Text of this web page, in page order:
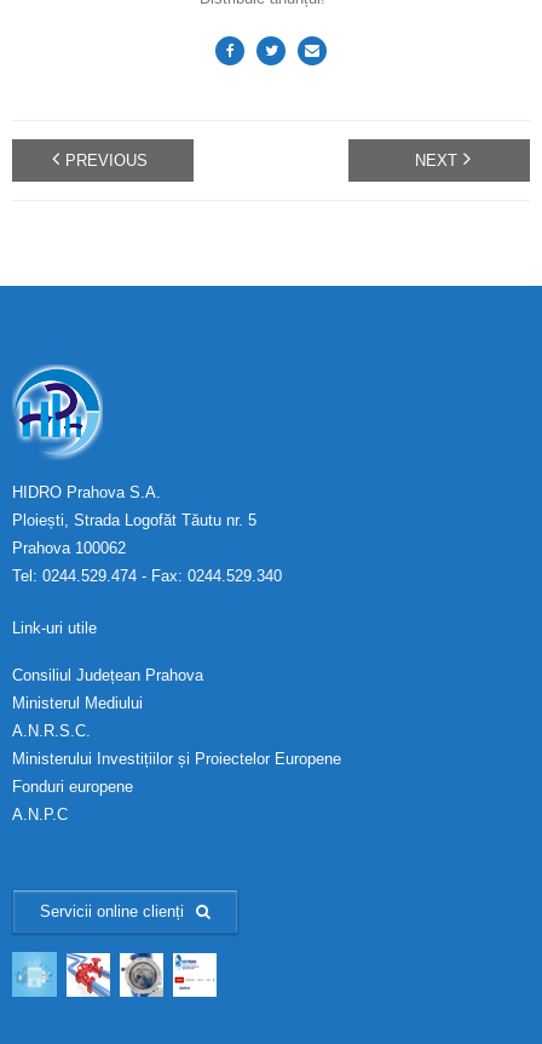
PREVIOUS NEXT
HIDRO Prahova S.A.
Ploiești, Strada Logofăt Tăutu nr. 5
Prahova 100062
Tel: 0244.529.474 - Fax: 0244.529.340
Link-uri utile
Consiliul Județean Prahova
Ministerul Mediului
A.N.R.S.C.
Ministerului Investițiilor și Proiectelor Europene
Fonduri europene
A.N.P.C
Servicii online clienți